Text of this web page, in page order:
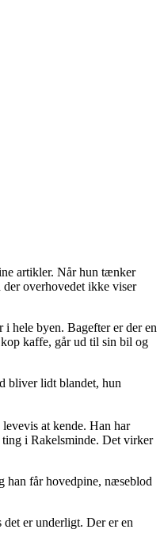
artikler. Når hun tænker
overhovedet ikke viser
hele byen. Bagefter er der en
kaffe, går ud til sin bil og
bliver lidt blandet, hun
at kende. Han har
ting i Rakelsminde. Det virker
han får hovedpine, næseblod
er underligt. Der er en